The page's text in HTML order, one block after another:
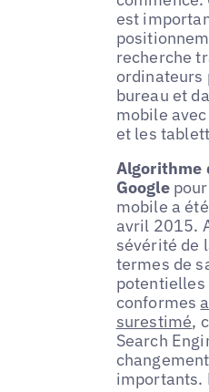
est
recherche
ordinateurs
bureau et
mobile
et les
Algorithme
Googlepour
mobile a
avril 2015.
sévérité de
termes de
potentielles
conformes
surestimé,
Search
importants.